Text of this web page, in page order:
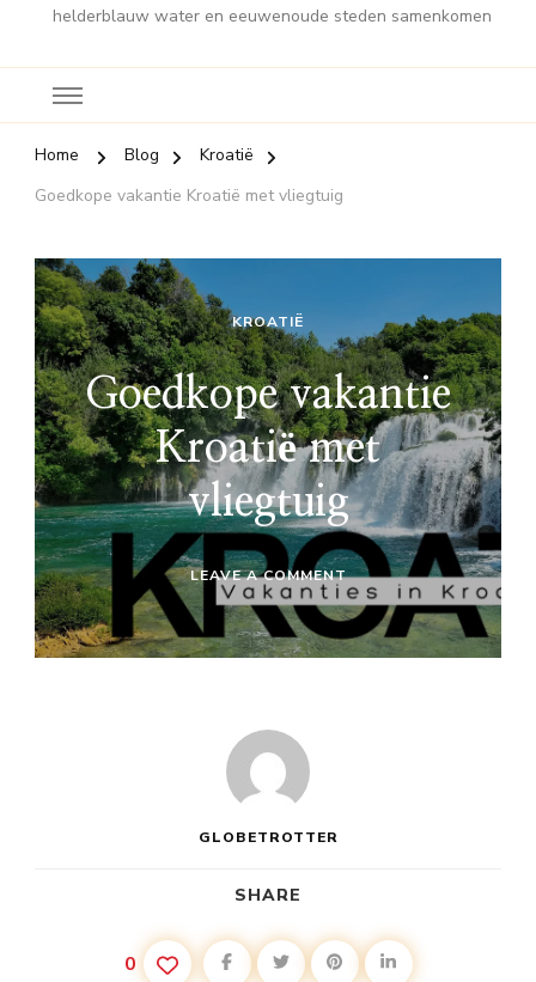
helderblauw water en eeuwenoude steden samenkomen
Home Blog
Kroatië
Goedkope vakantie Kroatië met vliegtuig
KROATIË
Goedkope vakantie
Kroatië met
vliegtuig
LEAVE A COMMENTON
GOEDKOPE
VAKANTIE
KROATIË
MET
GLOBETROTTER
SHARE
0